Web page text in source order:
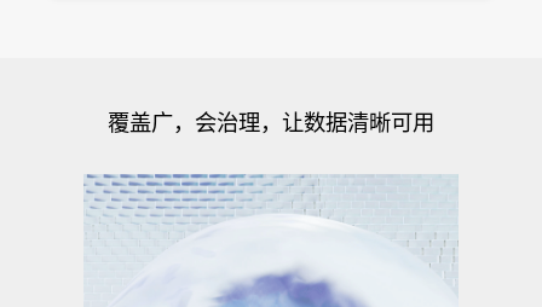
覆盖广，会治理，让数据清晰可用